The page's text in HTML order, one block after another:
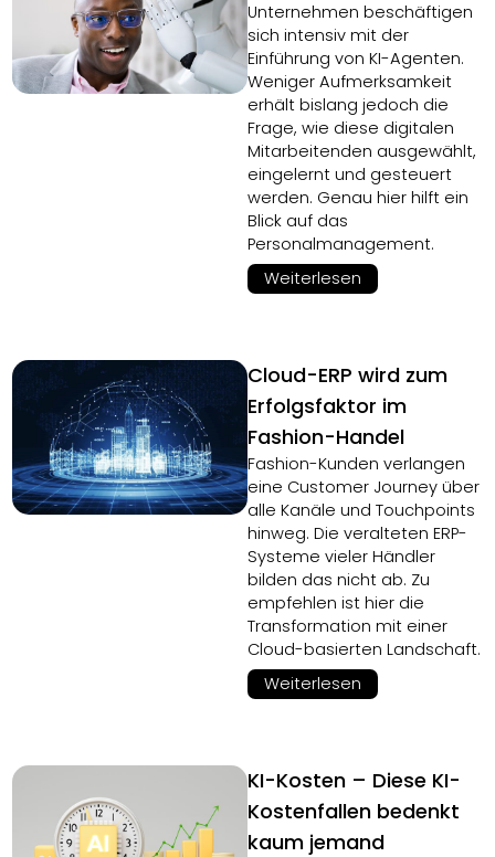
Unternehmen beschäftigen
sich intensiv mit der
Einführung von KI-Agenten.
Weniger Aufmerksamkeit
erhält bislang jedoch die
Frage, wie diese digitalen
Mitarbeitenden ausgewählt,
eingelernt und gesteuert
werden. Genau hier hilft ein
Blick auf das
Personalmanagement.
Weiterlesen
Cloud-ERP wird zum
Erfolgsfaktor im
Fashion-Handel
Fashion-Kunden verlangen
eine Customer Journey über
alle Kanäle und Touchpoints
hinweg. Die veralteten ERP-
Systeme vieler Händler
bilden das nicht ab. Zu
empfehlen ist hier die
Transformation mit einer
Cloud-basierten Landschaft.
Weiterlesen
KI-Kosten – Diese KI-
Kostenfallen bedenkt
kaum jemand